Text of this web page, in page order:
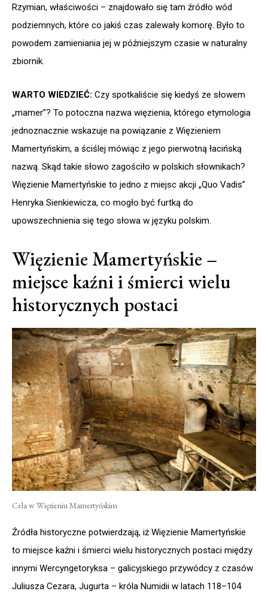
Rzymian, właściwości – znajdowało się tam źródło wód
podziemnych, które co jakiś czas zalewały komorę. Było to
powodem zamieniania jej w późniejszym czasie w naturalny
zbiornik.
WARTO WIEDZIEĆ: Czy spotkaliście się kiedyś ze słowem
„mamer”? To potoczna nazwa więzienia, którego etymologia
jednoznacznie wskazuje na powiązanie z Więzieniem
Mamertyńskim, a ściślej mówiąc z jego pierwotną łacińską
nazwą. Skąd takie słowo zagościło w polskich słownikach?
Więzienie Mamertyńskie to jedno z miejsc akcji „Quo Vadis”
Henryka Sienkiewicza, co mogło być furtką do
upowszechnienia się tego słowa w języku polskim.
Więzienie Mamertyńskie –
miejsce kaźni i śmierci wielu
historycznych postaci
Cela w Więzieniu Mamertyńskim
Źródła historyczne potwierdzają, iż Więzienie Mamertyńskie
to miejsce kaźni i śmierci wielu historycznych postaci między
innymi Wercyngetoryksa – galicyjskiego przywódcy z czasów
Juliusza Cezara, Jugurta – króla Numidii w latach 118–104